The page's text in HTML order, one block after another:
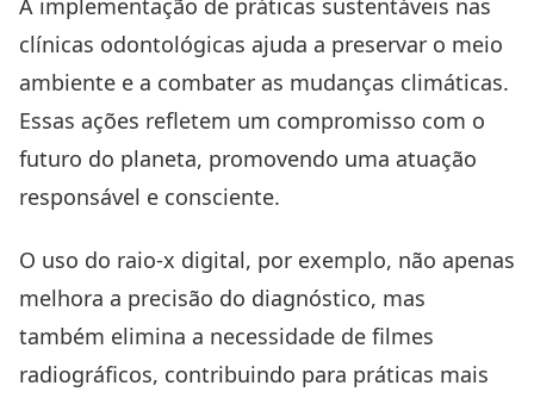
A implementação de práticas sustentáveis nas
clínicas odontológicas ajuda a preservar o meio
ambiente e a combater as mudanças climáticas.
Essas ações refletem um compromisso com o
futuro do planeta, promovendo uma atuação
responsável e consciente.
O uso do raio-x digital, por exemplo, não apenas
melhora a precisão do diagnóstico, mas
também elimina a necessidade de filmes
radiográficos, contribuindo para práticas mais